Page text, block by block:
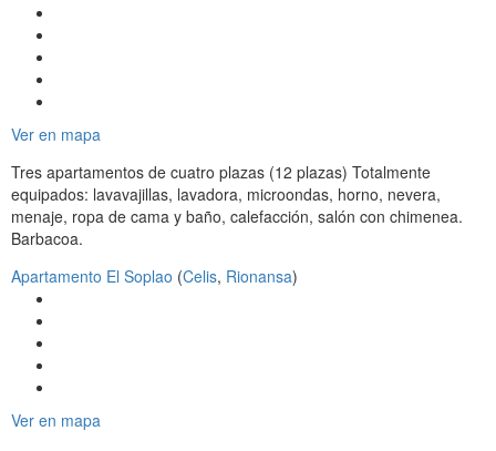
Ver en mapa
Tres apartamentos de cuatro plazas (12 plazas) Totalmente
equipados: lavavajillas, lavadora, microondas, horno, nevera,
menaje, ropa de cama y baño, calefacción, salón con chimenea.
Barbacoa.
Apartamento El Soplao (Celis, Rionansa)
Ver en mapa